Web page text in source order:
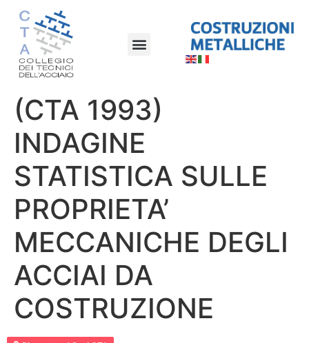
(CTA 1993)
INDAGINE
STATISTICA SULLE
PROPRIETA’
MECCANICHE DEGLI
ACCIAI DA
COSTRUZIONE